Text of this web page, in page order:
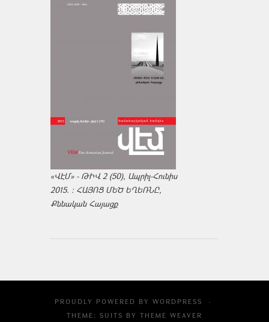
«ՎԷՄ» - ԹԻՎ 2 (50), Ապրիլ-Հունիս
2015. : ՀԱՅՈՑ ՄԵԾ ԵՂԵՌՆԸ,
Քննական Հայացք
PROUDLY POWERED BY WORDPRESS
·
THEME: SUITS BY THEME WEAVER